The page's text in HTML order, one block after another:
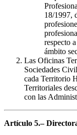
18/1997,
respecto
ámbito
Las Oficinas
Sociedades
cada Territorio
Territoriales
con las
Artículo 5.–